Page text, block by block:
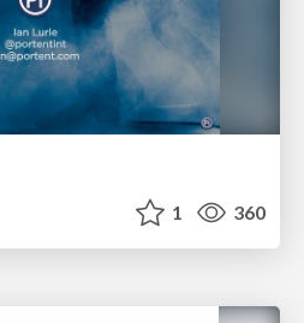
1 360